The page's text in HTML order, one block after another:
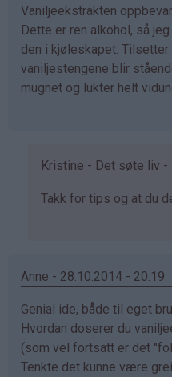
Vaniljeekstrakten
Dette er ren alkohol, så
den i kjøleskapet.
vaniljestengene blir
mugnet og lukter helt
Kristine - Det søte liv -
Som
mayK
bekreftet)
Takk for tips og at du
Anne - 28.10.2014 - 20:19
Genial ide, både til eget
Hvordan doserer du
(som vel fortsatt er det
Tenkte det kunne være